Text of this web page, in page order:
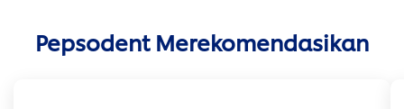
Pepsodent Merekomendasikan